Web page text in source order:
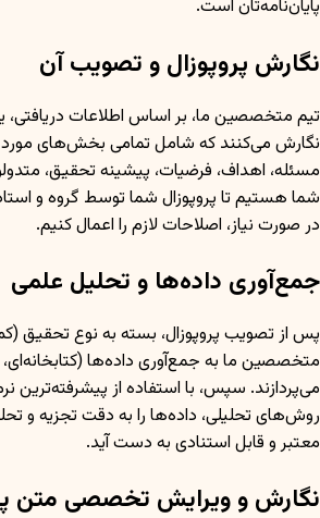
پایان‌نامه‌تان است.
نگارش پروپوزال و تصویب آن
تیم متخصصین ما، بر اساس اطلاعات دریافتی،
نگارش می‌کنند که شامل تمامی بخش‌های مورد
مسئله، اهداف، فرضیات، پیشینه تحقیق،
شما هستیم تا پروپوزال شما توسط گروه و
در صورت نیاز، اصلاحات لازم را اعمال کنیم.
جمع‌آوری داده‌ها و تحلیل علمی
پس از تصویب پروپوزال، بسته به نوع تحقیق
متخصصین ما به جمع‌آوری داده‌ها (کتابخانه‌ای،
می‌پردازند. سپس، با استفاده از پیشرفته‌ترین
روش‌های تحلیلی، داده‌ها را به دقت تجزیه و
معتبر و قابل استنادی به دست آید.
نگارش و ویرایش تخصصی متن